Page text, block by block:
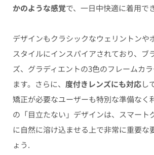
かのような感覚で、一日中快適に着用で
デザインもクラシックなウェリントンや
スタイルにインスパイアされており、ブ
ズ、グラディエントの3色のフレームカ
ます。さらに、 度付きレンズにも対応し
矯正が必要なユーザーも特別な準備なく
の「目立たない」デザインは、スマート
に自然に溶け込ませる上で非常に重要な
ょう.